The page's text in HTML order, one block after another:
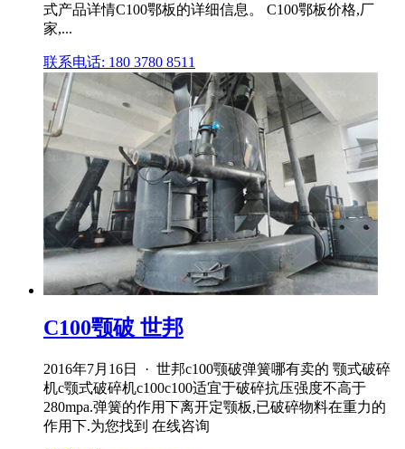
式产品详情C100鄂板的详细信息。 C100鄂板价格,厂
家,...
联系电话: 180 3780 8511
C100颚破 世邦
2016年7月16日 · 世邦c100颚破弹簧哪有卖的 颚式破碎
机c颚式破碎机c100c100适宜于破碎抗压强度不高于
280mpa.弹簧的作用下离开定颚板,已破碎物料在重力的
作用下.为您找到 在线咨询